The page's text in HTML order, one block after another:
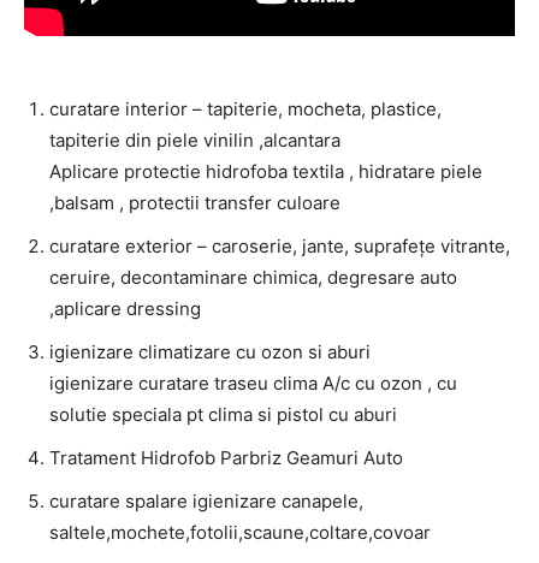
curatare interior – tapiterie, mocheta, plastice,
tapiterie din piele vinilin ,alcantara
Aplicare protectie hidrofoba textila , hidratare piele
,balsam , protectii transfer culoare
curatare exterior – caroserie, jante, suprafețe vitrante,
ceruire, decontaminare chimica, degresare auto
,aplicare dressing
igienizare climatizare cu ozon si aburi
igienizare curatare traseu clima A/c cu ozon , cu
solutie speciala pt clima si pistol cu aburi
Tratament Hidrofob Parbriz Geamuri Auto
curatare spalare igienizare canapele,
saltele,mochete,fotolii,scaune,coltare,covoar